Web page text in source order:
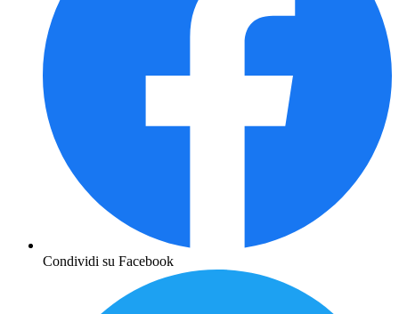
Condividi su Facebook